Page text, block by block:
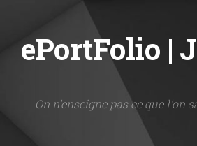
Skip to content
ePortFolio |
On n'enseigne pas ce que l'on